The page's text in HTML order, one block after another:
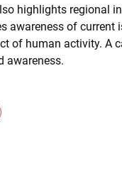
highlights regional
awareness of current
of human activity. A
awareness.